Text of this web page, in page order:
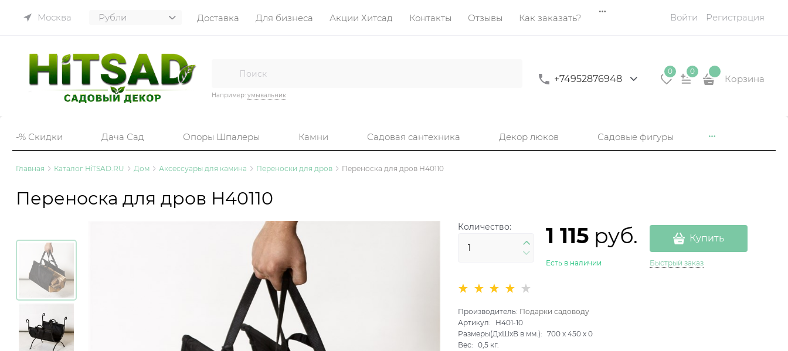
Москва Доставка Для бизнеса Акции Хитсад Контакты Отзывы Как заказать? Войти Регистрация
Например: умывальник
+74952876948
0 0
Корзина
-% Скидки Дача Сад Опоры Шпалеры Камни Садовая сантехника Декор люков Садовые фигуры
Главная Каталог HiTSAD.RU Дом Аксессуары для камина Переноски для дров Переноска для дров H40110
Переноска для дров H40110
Количество: 1 115 руб.
Есть в наличии
Купить
Быстрый заказ
Производитель: Подарки садоводу
Артикул:
H401-10
Размеры(ДхШхВ в мм.):
700 x450 x0
Вес:
0,5 кг.